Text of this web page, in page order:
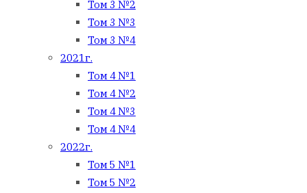
Том 3 №2
Том 3 №3
Том 3 №4
2021г.
Том 4 №1
Том 4 №2
Том 4 №3
Том 4 №4
2022г.
Том 5 №1
Том 5 №2